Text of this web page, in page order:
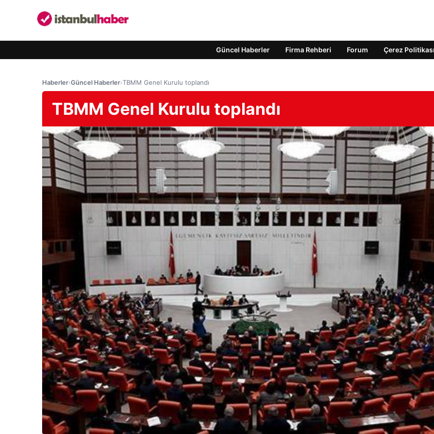
Güncel Haberler Firma Rehberi Forum Çerez Politikası
Haberler›Güncel Haberler›TBMM Genel Kurulu toplandı
TBMM Genel Kurulu toplandı